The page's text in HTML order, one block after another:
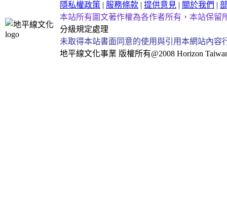
隱私權政策 | 服務條款 | 提供意見 | 關於我們 |
本站所有圖文著作權為各作者所有，本站保留
分級規定處理
未取得本站書面同意的使用與引用本網站內
地平線文化事業 版權所有@2008 Horizon